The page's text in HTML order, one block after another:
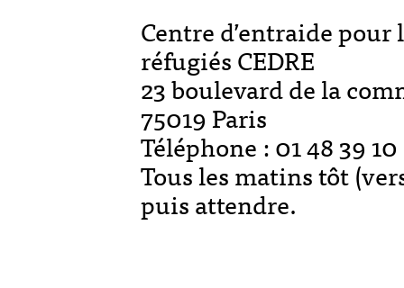
Centre d’entraide pour
réfugiés CEDRE
23 boulevard de la
75019 Paris
Téléphone : 01 48 39
Tous les matins tôt
puis attendre.